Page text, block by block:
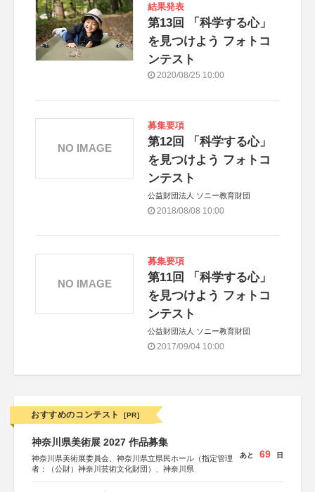
結果発表
第13回 「科学する心」
を見つけよう フォトコ
ンテスト
2020/08/25 10:00
募集要項
第12回 「科学する心」
を見つけよう フォトコ
ンテスト
公益財団法人 ソニー教育財団
2018/08/08 10:00
NO IMAGE
募集要項
第11回 「科学する心」
を見つけよう フォトコ
ンテスト
公益財団法人 ソニー教育財団
2017/09/04 10:00
NO IMAGE
おすすめのコンテスト [PR]
神奈川県美術展 2027 作品募集
神奈川県美術展委員会、神奈川県立県民ホール（指定管理
者：（公財）神奈川芸術文化財団）、神奈川県
あと 69 日